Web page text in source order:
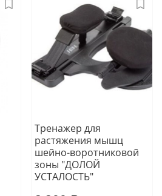
Тренажер для
растяжения мышц
шейно-воротниковой
зоны "ДОЛОЙ
УСТАЛОСТЬ"